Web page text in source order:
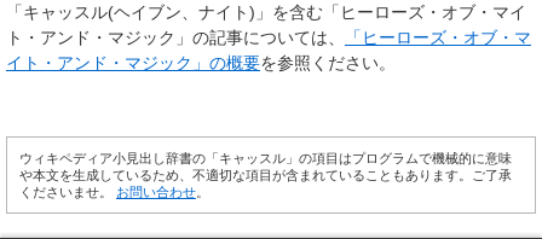
「キャッスル(ヘイブン、ナイト)」を含む「ヒーローズ・オブ・マイ
ト・アンド・マジック」の記事については、
「ヒーローズ・オブ・マ
イト・アンド・マジック」の概要を参照ください。
ウィキペディア小見出し辞書の「キャッスル」の項目はプログラムで機械的に意味
や本文を生成しているため、不適切な項目が含まれていることもあります。ご了承
くださいませ。 お問い合わせ